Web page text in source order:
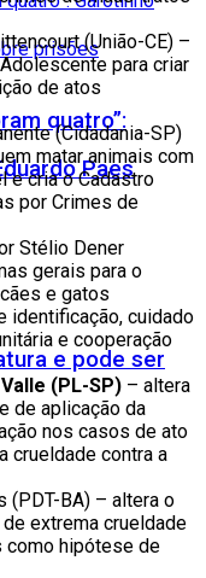
quatro”:
Paes
e pode ser
(União-CE) –
para criar
de atos
(Cidadania-SP)
matar animais com
e cria o Cadastro
por Crimes de
Stélio Dener
gerais para o
e gatos
identificação, cuidado
e cooperação
(PL-SP) – altera
de aplicação da
nos casos de ato
crueldade contra a
(PDT-BA) – altera o
extrema crueldade
como hipótese de